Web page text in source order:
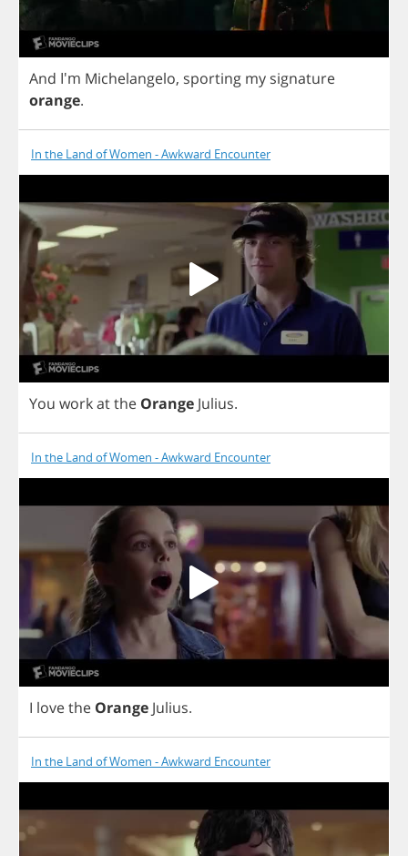
And I'm Michelangelo, sporting my signature
orange.
In the Land of Women - Awkward Encounter
You workatthe Orange Julius.
In the Land of Women - Awkward Encounter
I lovethe Orange Julius.
In the Land of Women - Awkward Encounter